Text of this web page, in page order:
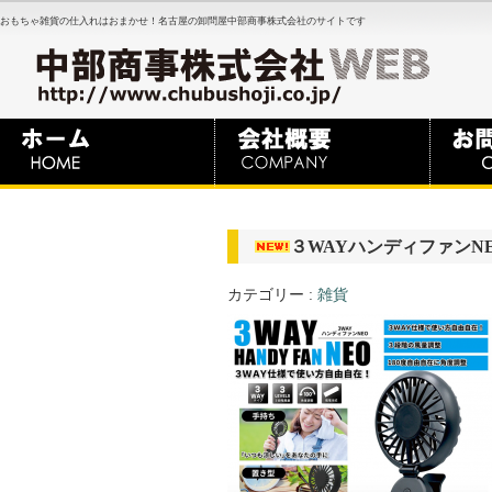
おもちゃ雑貨の仕入れはおまかせ！名古屋の卸問屋中部商事株式会社のサイトです
３WAYハンディファ
カテゴリー : 雑貨